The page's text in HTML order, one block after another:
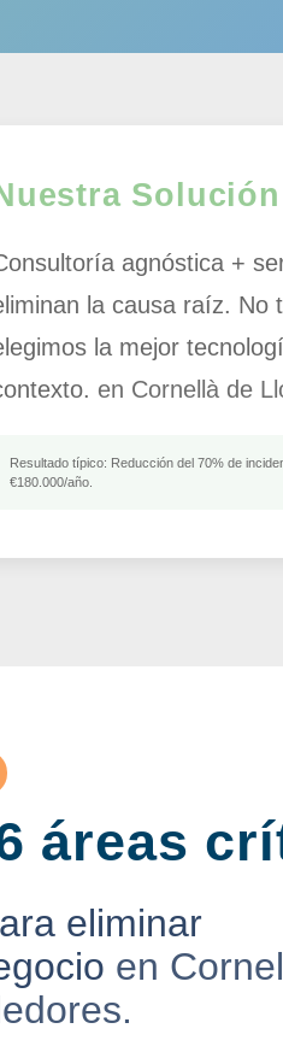
Solución
agnóstica +
la causa raíz. No
la mejor
en Cornellà de
Resultado típico: Reducción del 70% de
€180.000/año.
áreas
eliminar
en